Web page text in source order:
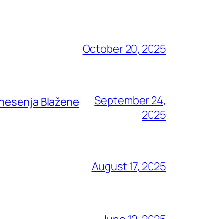
October 20, 2025
Blažene
September 24,
2025
August 17, 2025